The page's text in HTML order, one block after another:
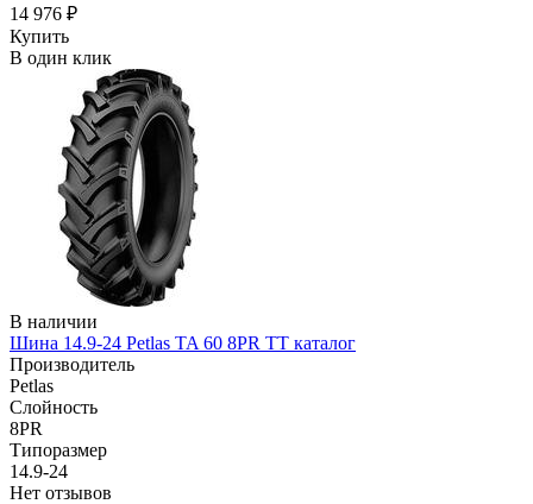
14 976 ₽
Купить
В один клик
В наличии
Шина 14.9-24 Petlas TA 60 8PR TT каталог
Производитель
Petlas
Слойность
8PR
Типоразмер
14.9-24
Нет отзывов